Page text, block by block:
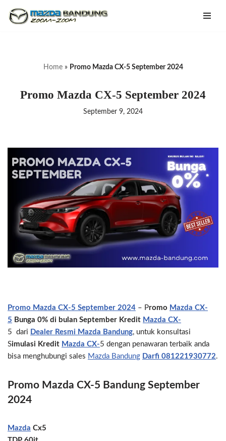
Home» Promo Mazda CX-5 September 2024
Promo Mazda CX-5 September 2024
September 9, 2024
Promo Mazda CX-5 September 2024 – Promo Mazda CX-
5 Bunga 0% di bulan September Kredit Mazda CX-
5 dari Dealer Resmi Mazda Bandung, untuk konsultasi
Simulasi Kredit Mazda CX-5 dengan penawaran terbaik anda
bisa menghubungi sales Mazda Bandung Darfi 081221930772.
Promo Mazda CX-5 Bandung September
2024
Mazda Cx5